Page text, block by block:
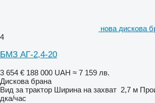
нова дискова
4
БМЗ АГ-2,4-20
3 654 € 188 000 UAH ≈ 7 159 лв.
Дискова брана
Вид за трактор Ширина на захват 2,7 м
дка/час